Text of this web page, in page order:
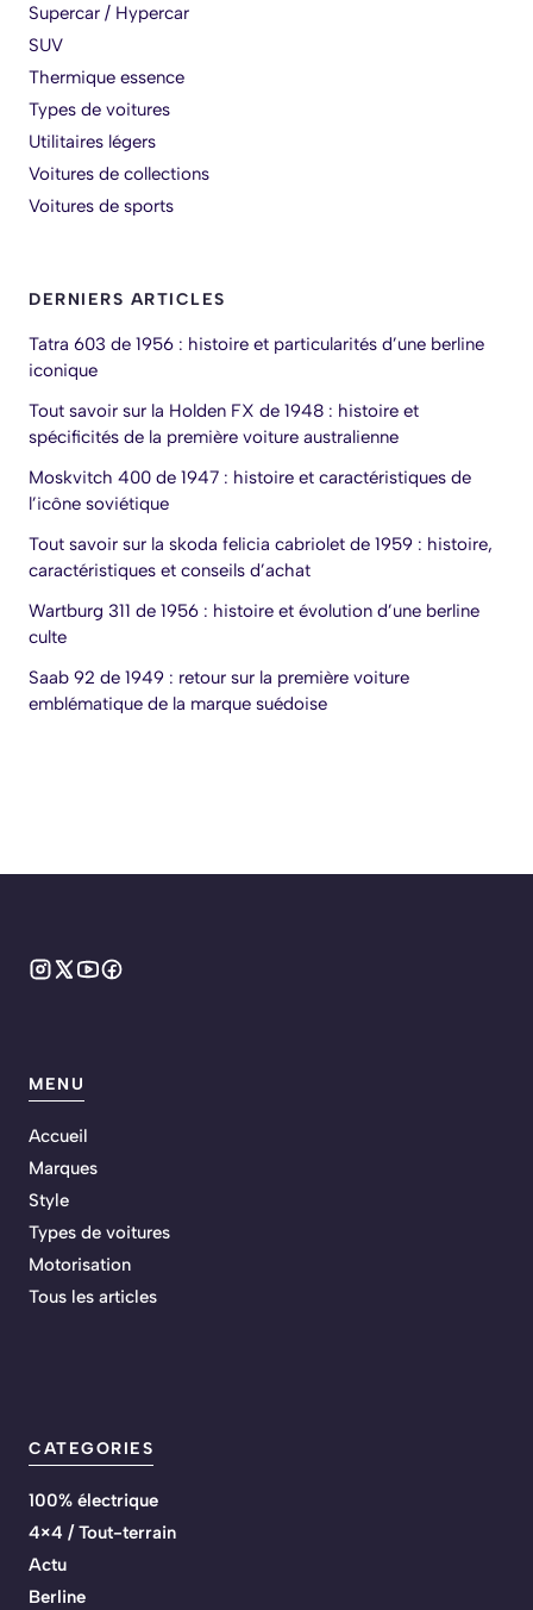
Supercar / Hypercar
SUV
Thermique essence
Types de voitures
Utilitaires légers
Voitures de collections
Voitures de sports
DERNIERS ARTICLES
Tatra 603 de 1956 : histoire et particularités d’une berline
iconique
Tout savoir sur la Holden FX de 1948 : histoire et
spécificités de la première voiture australienne
Moskvitch 400 de 1947 : histoire et caractéristiques de
l’icône soviétique
Tout savoir sur la skoda felicia cabriolet de 1959 : histoire,
caractéristiques et conseils d’achat
Wartburg 311 de 1956 : histoire et évolution d’une berline
culte
Saab 92 de 1949 : retour sur la première voiture
emblématique de la marque suédoise
MENU
Accueil
Marques
Style
Types de voitures
Motorisation
Tous les articles
CATEGORIES
100% électrique
4×4 / Tout-terrain
Actu
Berline